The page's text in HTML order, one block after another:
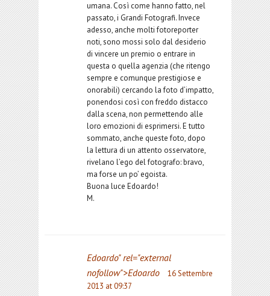
umana. Così come hanno fatto, nel
passato, i Grandi Fotografi. Invece
adesso, anche molti fotoreporter
noti, sono mossi solo dal desiderio
di vincere un premio o entrare in
questa o quella agenzia (che ritengo
sempre e comunque prestigiose e
onorabili) cercando la foto d’impatto,
ponendosi così con freddo distacco
dalla scena, non permettendo alle
loro emozioni di esprimersi. E tutto
sommato, anche queste foto, dopo
la lettura di un attento osservatore,
rivelano l’ego del fotografo: bravo,
ma forse un po’ egoista.
Buona luce Edoardo!
M.
Edoardo" rel="external
nofollow">Edoardo
16 Settembre
2013 at 09:37